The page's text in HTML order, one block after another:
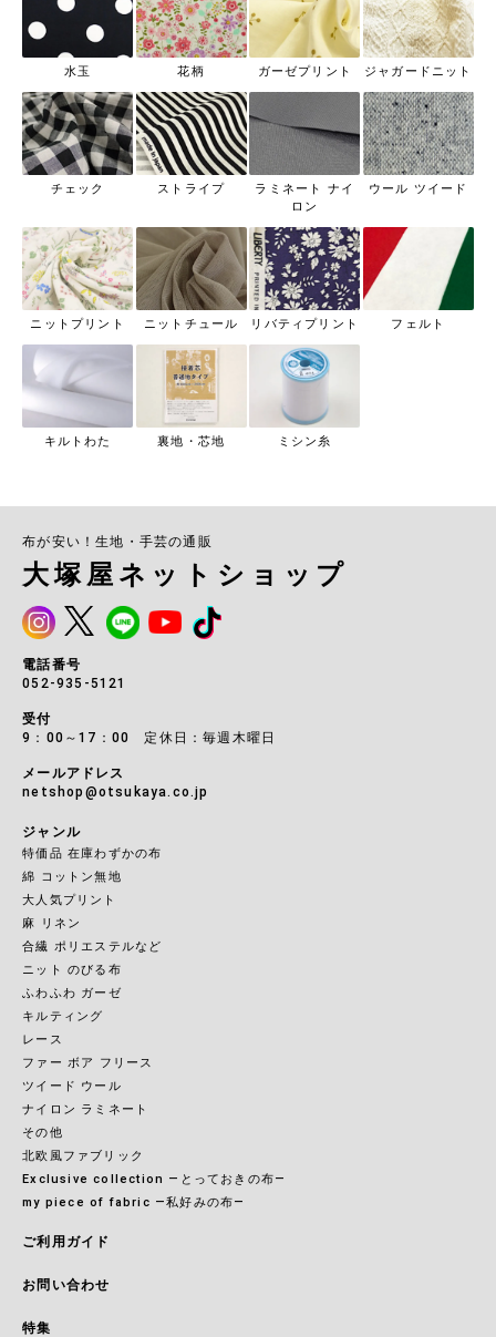
水玉 花柄 ガーゼプリント ジャガードニット
チェック ストライプ
ラミネート ナイ
ロン
ウール ツイード
ニットプリント ニットチュール リバティプリント フェルト
キルトわた 裏地・芯地 ミシン糸
布が安い！生地・手芸の通販
大塚屋ネットショップ
電話番号
052-935-5121
受付
9：00～17：00 定休日：毎週木曜日
メールアドレス
netshop@otsukaya.co.jp
ジャンル
特価品 在庫わずかの布
綿 コットン無地
大人気プリント
麻 リネン
合繊 ポリエステルなど
ニット のびる布
ふわふわ ガーゼ
キルティング
レース
ファー ボア フリース
ツイード ウール
ナイロン ラミネート
その他
北欧風ファブリック
Exclusive collection ―とっておきの布―
my piece of fabric ―私好みの布―
ご利用ガイド
お問い合わせ
特集